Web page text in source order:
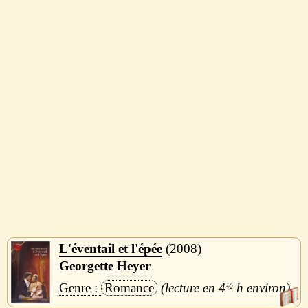
L'éventail et l'épée 2008
Georgette Heyer
Romance
4½ h